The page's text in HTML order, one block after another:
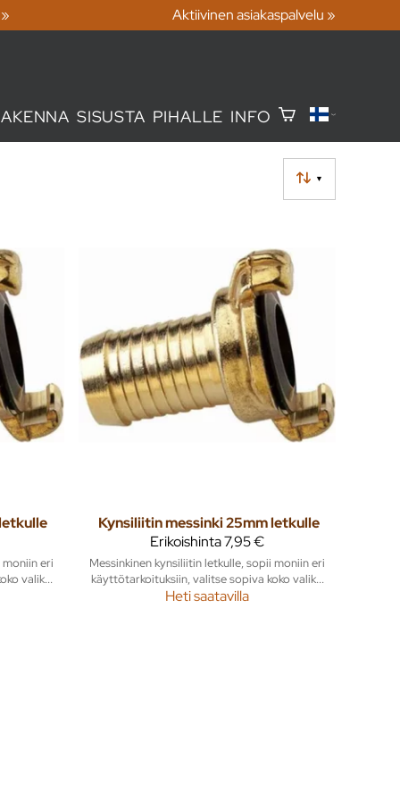
Aktiivinen asiakaspalvelu »
SISUSTA PIHALLE INFO
▼
eri
valik...
Kynsiliitin messinki 25mm letkulle
Erikoishinta7,95 €
Messinkinen kynsiliitin letkulle, sopii moniin eri
käyttötarkoituksiin, valitse sopiva koko valik...
Heti saatavilla